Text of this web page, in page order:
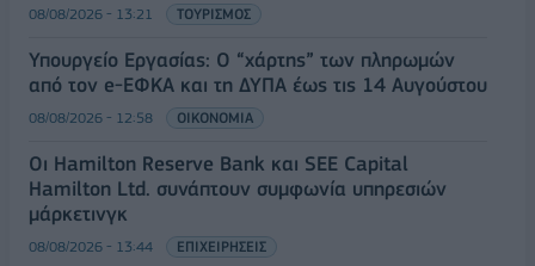
08/08/2026 - 13:21 ΤΟΥΡΙΣΜΟΣ
Υπουργείο Εργασίας: Ο “χάρτης” των πληρωμών
από τον e-ΕΦΚΑ και τη ΔΥΠΑ έως τις 14 Αυγούστου
08/08/2026 - 12:58 ΟΙΚΟΝΟΜΙΑ
Οι Hamilton Reserve Bank και SEE Capital
Hamilton Ltd. συνάπτουν συμφωνία υπηρεσιών
μάρκετινγκ
08/08/2026 - 13:44 ΕΠΙΧΕΙΡΗΣΕΙΣ